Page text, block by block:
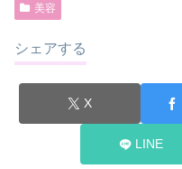
美容
シェアする
X
LINE